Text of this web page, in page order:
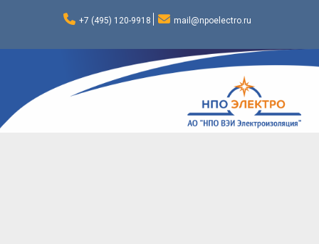
+7 (495) 120-9918 mail@npoelectro.ru